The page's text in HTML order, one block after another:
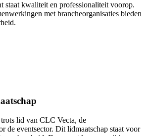
staat kwaliteit en professionaliteit voorop.
met brancheorganisaties bieden
lid van CLC Vecta, de
de eventsector. Dit lidmaatschap staat voor